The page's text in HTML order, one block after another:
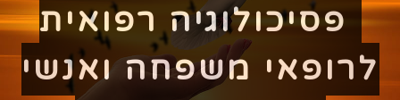
פסיכולוגיה רפואית
לרופאי משפחה ואנשי